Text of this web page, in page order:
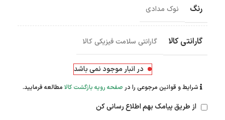
رنگ نوک مدادی
گارانتی کالا گارانتی سلامت فیزیکی کالا
در انبار موجود نمی باشد
شرایط و قوانین مرجوعی را در صفحه رویه بازگشت کالا مطالعه فرمایید.
از طریق پیامک بهم اطلاع رسانی کن